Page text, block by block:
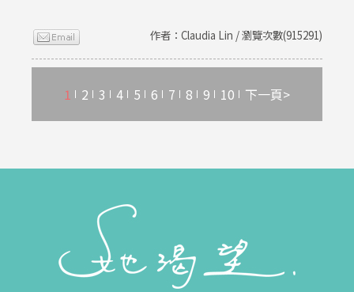
作者：Claudia Lin / 瀏覽次數(915291)
1 2 3 4 5 6 7 8 9 10 下一頁>